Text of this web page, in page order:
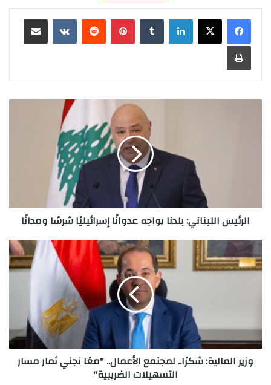
لينكدإن بينتيريست
مشاركة عبر البريد
طباعة
الرئيس اللبناني: بلدنا يواجه عدوانًا إسرائيليًا شرسًا ومدانًا
وزير
المالية:
شكرًا..
مسار
التسهيلات
وزير المالية: شكرًا.. لمجتمع الأعمال.. "معًا نجني ثمار مسار
التسهيلات الضريبية"